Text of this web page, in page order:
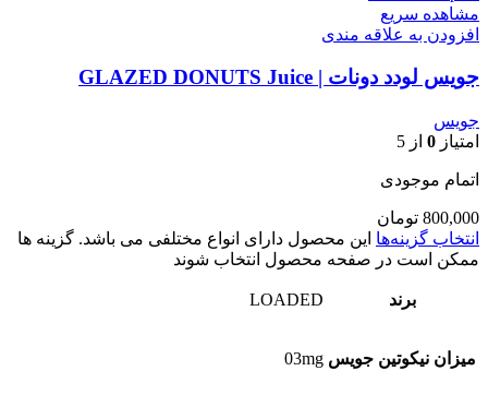
مشاهده سریع
افزودن به علاقه مندی
جویس لودد دونات | GLAZED DONUTS Juice
جویس
امتیاز 0 از 5
اتمام موجودی
800,000 تومان
انتخاب گزینه‌ها این محصول دارای انواع مختلفی می باشد. گزینه ها
ممکن است در صفحه محصول انتخاب شوند
برند LOADED
میزان نیکوتین جویس 03mg